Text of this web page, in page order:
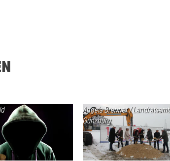
Angela Brenner / Landratsamt
Günzburg